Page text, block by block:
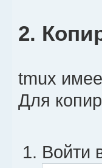
2.
tmux
Для
Войти